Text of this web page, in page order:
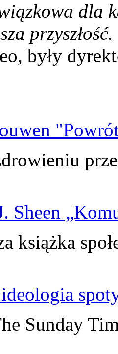
dla
przyszłość.
były
Sheen
książka
Sunday